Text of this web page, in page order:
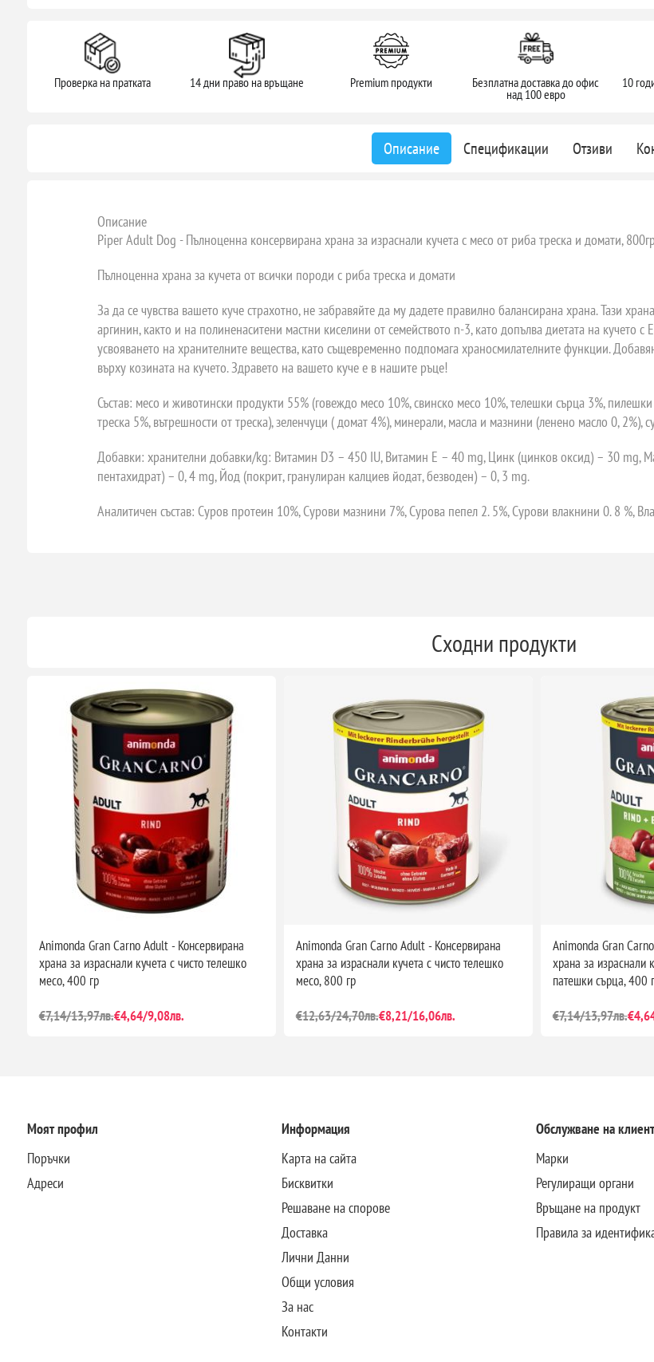
Проверка на пратката 14 дни право на връщане Premium продукти Безплатна доставка до офис
над 100 евро
10
Описание Спецификации Отзиви
Описание
Piper Adult Dog - Пълноценна консервирана храна за израснали кучета с месо от риба треска и домати,
Пълноценна храна за кучета от всички породи с риба треска и домати
За да се чувства вашето куче страхотно, не забравяйте да му дадете правилно балансирана храна. Тази
аргинин, както и на полиненаситени мастни киселини от семейството n-3, като допълва диетата на кучето
усвояването на хранителните вещества, като същевременно подпомага храносмилателните функции.
върху козината на кучето. Здравето на вашето куче е в нашите ръце!
Състав: месо и животински продукти 55% (говеждо месо 10%, свинско месо 10%, телешки сърца 3%,
треска 5%, вътрешности от треска), зеленчуци ( домат 4%), минерали, масла и мазнини (ленено масло 0, 2%),
Добавки: хранителни добавки/kg: Витамин D3 – 450 IU, Витамин Е – 40 mg, Цинк (цинков оксид) – 30 mg,
пентахидрат) – 0, 4 mg, Йод (покрит, гранулиран калциев йодат, безводен) – 0, 3 mg.
Аналитичен състав: Суров протеин 10%, Сурови мазнини 7%, Сурова пепел 2. 5%, Сурови влакнини 0. 8 %,
Сходни продукти
Animonda Gran Carno Adult - Консервирана
храна за израснали кучета с чисто телешко
месо, 400 гр
€7,14/13,97лв.€4,64/9,08лв.
Animonda Gran Carno Adult - Консервирана
храна за израснали кучета с чисто телешко
месо, 800 гр
€12,63/24,70лв.€8,21/16,06лв.
Animonda Gran
храна за израснали
патешки сърца, 400
€7,14/13,97лв.
Моят профил
Поръчки
Адреси
Информация
Карта на сайта
Бисквитки
Решаване на спорове
Доставка
Лични Данни
Общи условия
За нас
Контакти
Обслужване на
Марки
Регулиращи органи
Връщане на продукт
Правила за